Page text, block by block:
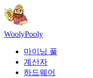
WoolyPooly
마이닝 풀
계산자
하드웨어